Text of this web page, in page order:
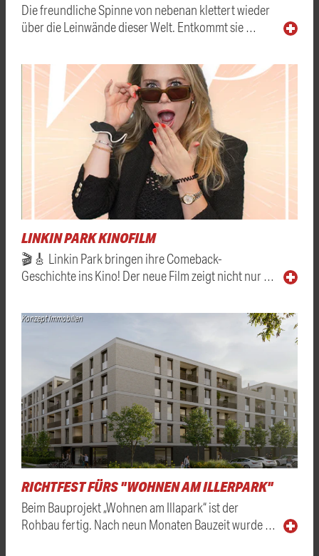
Die freundliche Spinne von nebenan klettert wieder
über die Leinwände dieser Welt. Entkommt sie …
LINKIN PARK KINOFILM
🎬🎸 Linkin Park bringen ihre Comeback-
Geschichte ins Kino! Der neue Film zeigt nicht nur …
Konzept Immobilien
RICHTFEST FÜRS "WOHNEN AM ILLERPARK"
Beim Bauprojekt „Wohnen am Illapark“ ist der
Rohbau fertig. Nach neun Monaten Bauzeit wurde …